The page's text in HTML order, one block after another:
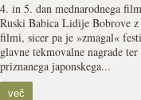
4. in 5. dan mednarodnega
Ruski Babica Lidije Bobrove
filmi, sicer pa je »zmagal«
glavne tekmovalne nagrade
priznanega japonskega...
več